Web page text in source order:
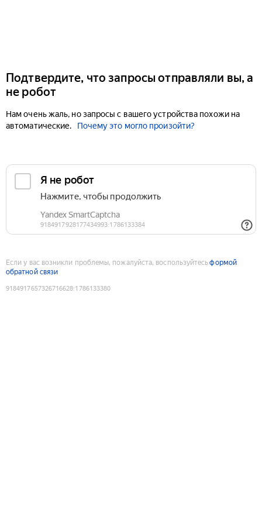
Подтвердите, что запросы отправляли вы, а
не робот
Нам очень жаль, но запросы с вашего устройства похожи на
автоматические.
Почему это могло произойти?
Если у вас возникли проблемы, пожалуйста, воспользуйтесьформой
обратной связи
9184917657326716628:1786133380